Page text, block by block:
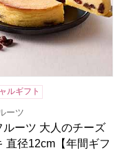
ルギフト
ーツ
ルーツ 大人のチーズ
直径12cm【年間ギフ